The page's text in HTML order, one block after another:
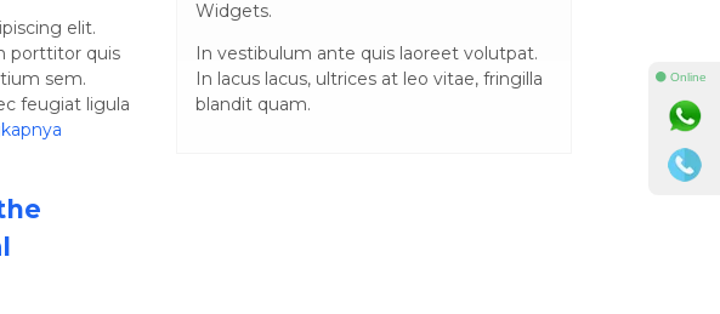
elit.
porttitor quis
sem.
feugiat ligula
Widgets.
In vestibulum ante quis laoreet volutpat.
In lacus lacus, ultrices at leo vitae, fringilla
blandit quam.
⚫ Online